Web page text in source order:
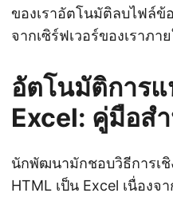
ของเราอัตโนมัติลบไฟล์
จากเซิร์ฟเวอร์ของเราภา
อัตโนมัติการแ
Excel: คู่มือส
นักพัฒนามักชอบวิธีการเ
HTML เป็น Excel เนื่อง